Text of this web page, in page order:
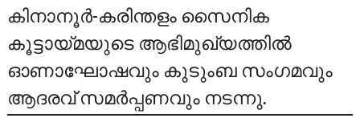
കിനാനൂർ-കരിന്തളം സൈനിക
കൂട്ടായ്മയുടെ ആഭിമുഖ്യത്തിൽ
ഓണാഘോഷവും കുടുംബ സംഗമവും
ആദരവ് സമർപ്പണവും നടന്നു.